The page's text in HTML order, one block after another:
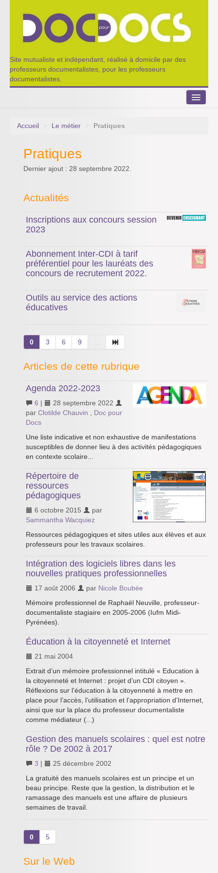
Site mutualiste et indépendant, réalisé à domicile par des
professeurs documentalistes, pour les professeurs
documentalistes.
Agenda 2022-2023
Appel à contribution
Nos outils de partage
Accueil > Le métier > Pratiques
Pratiques
Dernier ajout : 28 septembre 2022.
Actualités
Inscriptions aux concours session
2023
Abonnement Inter-CDI à tarif
préférentiel pour les lauréats des
concours de recrutement 2022.
Outils au service des actions
éducatives
0 3 6 9
Articles de cette rubrique
Agenda 2022-2023
6 |
28 septembre 2022
par Clotilde Chauvin
Doc pour
Docs
Une liste indicative et non exhaustive de manifestations
susceptibles de donner lieu à des activités pédagogiques
en contexte scolaire...
Répertoire de
ressources
pédagogiques
6 octobre 2015
par
Sammantha Wacquiez
Ressources pédagogiques et sites utiles aux élèves et aux
professeurs pour les travaux scolaires.
Intégration des logiciels libres dans les
nouvelles pratiques professionnelles
17 août 2006 par Nicole Boubée
Mémoire professionnel de Raphaël Neuville, professeur-
documentaliste stagiaire en 2005-2006 (Iufm Midi-
Pyrénées).
Éducation à la citoyenneté et Internet
21 mai 2004
Extrait d’un mémoire professionnel intitulé « Education à
la citoyenneté et Internet : projet d’un CDI citoyen ».
Réflexions sur l’éducation à la citoyenneté à mettre en
place pour l’accès, l’utilisation et l’appropriation d’Internet,
ainsi que sur la place du professeur documentaliste
comme médiateur (...)
Gestion des manuels scolaires : quel est notre
rôle ? De 2002 à 2017
3 |
25 décembre 2002
La gratuité des manuels scolaires est un principe et un
beau principe. Reste que la gestion, la distribution et le
ramassage des manuels est une affaire de plusieurs
semaines de travail.
0 5
Sur le Web